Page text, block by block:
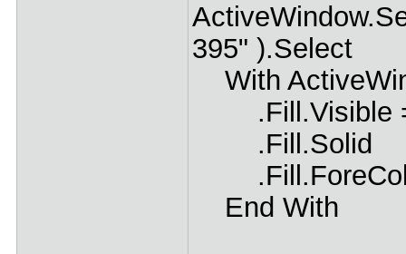
395" ).Select
With
.Fill.Visible =
.Fill.Solid
End With